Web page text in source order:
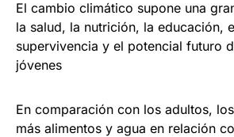
El cambio climático supone una
la salud, la nutrición, la educación,
supervivencia y el potencial futuro
jóvenes
En comparación con los adultos,
más alimentos y agua en relación